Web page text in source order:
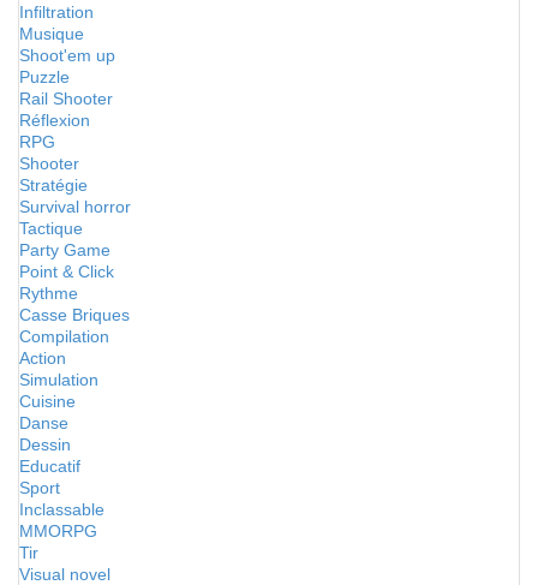
Infiltration
Musique
Shoot'em up
Puzzle
Rail Shooter
Réflexion
RPG
Shooter
Stratégie
Survival horror
Tactique
Party Game
Point & Click
Rythme
Casse Briques
Compilation
Action
Simulation
Cuisine
Danse
Dessin
Educatif
Sport
Inclassable
MMORPG
Tir
Visual novel